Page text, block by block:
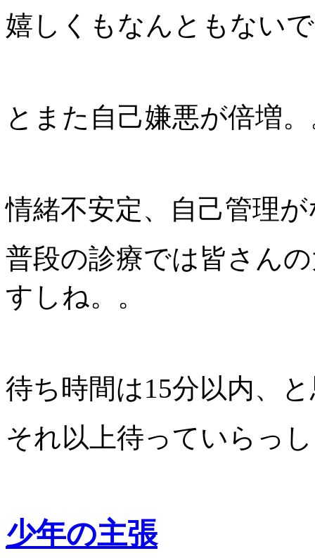
嬉しくもなんともない
とまた自己嫌悪が倍増
情緒不安定、自己管理
普段の診療では皆さん
すしね。。
待ち時間は15分以内、
それ以上待っていらっ
少年の主張